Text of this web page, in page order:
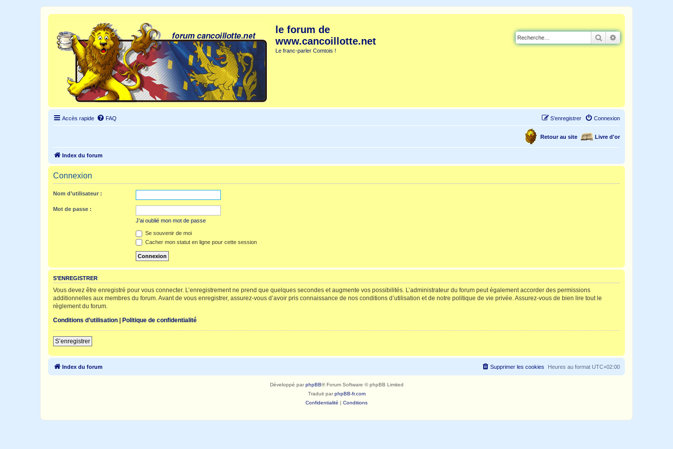
le forum de
www.cancoillotte.net
Le franc-parler Comtois !
Rechercher
Accès rapide FAQ Connexion
S’enregistrer
Livre d'or
Retour au site
Index du forum
Connexion
Nom d’utilisateur :
Mot de passe :
J’ai oublié mon mot de passe
Se souvenir de moi
Cacher mon statut en ligne pour cette session
S’ENREGISTRER
Vous devez être enregistré pour vous connecter. L’enregistrement ne prend que quelques secondes et augmente vos possibilités. L’administrateur du forum peut également accorder des permissions
additionnelles aux membres du forum. Avant de vous enregistrer, assurez-vous d’avoir pris connaissance de nos conditions d’utilisation et de notre politique de vie privée. Assurez-vous de bien lire tout le
règlement du forum.
Conditions d’utilisation | Politique de confidentialité
S’enregistrer
Index du forum Heures au format UTC+02:00
Supprimer les cookies
Développé parphpBB® Forum Software © phpBB Limited
Traduit parphpBB-fr.com
Confidentialité | Conditions